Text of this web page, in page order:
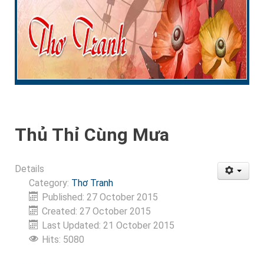
Thủ Thỉ Cùng Mưa
Details
Category: Thơ Tranh
Published: 27 October 2015
Created: 27 October 2015
Last Updated: 21 October 2015
Hits: 5080